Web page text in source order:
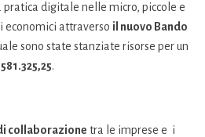
digitale nelle micro, piccole e
attraverso il nuovo Bando
sono state stanziate risorse per un
.
collaborazione tra le imprese e i